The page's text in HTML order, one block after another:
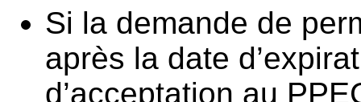
Si la demande de
après la date
d’acceptation au